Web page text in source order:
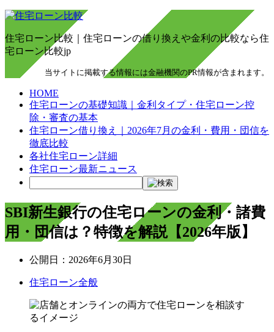
住宅ローン比較｜住宅ローンの借り換えや金利の比較なら住
宅ローン比較jp
当サイトに掲載する情報には金融機関のPR情報が含まれます。
HOME
住宅ローンの基礎知識｜金利タイプ・住宅ローン控
除・審査の基本
住宅ローン借り換え｜2026年7月の金利・費用・団信を
徹底比較
各社住宅ローン詳細
住宅ローン最新ニュース
SBI新生銀行の住宅ローンの金利・諸費
用・団信は？特徴を解説【2026年版】
公開日： 2026年6月30日
住宅ローン全般